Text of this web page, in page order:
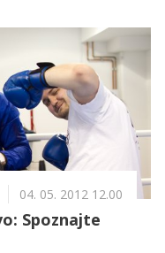
z njima,
paroma ter
hujšanja najbolje
prav
kondicija nista bila
04. 05. 2012 12.00
Spoznajte